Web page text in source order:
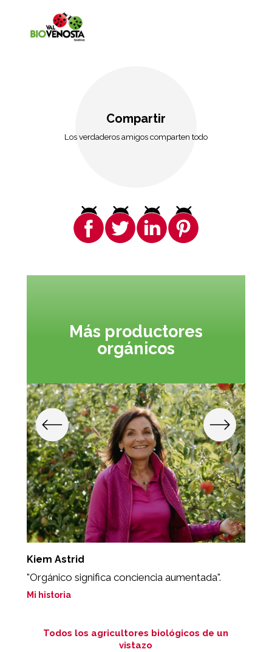
Compartir
Los verdaderos amigos comparten todo
Más productores
orgánicos
Kiem Astrid
"Orgánico significa conciencia aumentada".
Mi historia
Todos los agricultores biológicos de un
vistazo